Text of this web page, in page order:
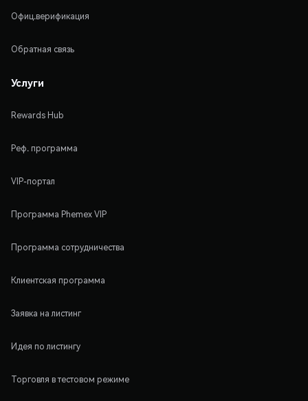
Офиц.верификация
Обратная связь
Услуги
Rewards Hub
Реф. программа
VIP-портал
Программа Phemex VIP
Программа сотрудничества
Клиентская программа
Заявка на листинг
Идея по листингу
Торговля в тестовом режиме